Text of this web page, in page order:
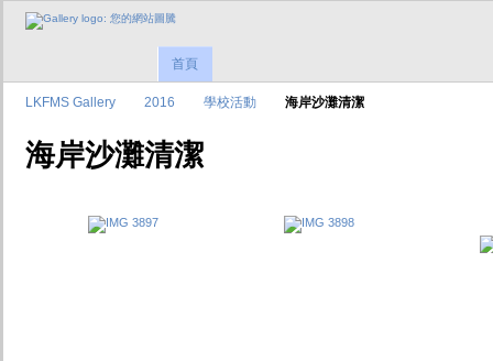
首頁
LKFMS Gallery 2016 學校活動 海岸沙灘清潔
海岸沙灘清潔